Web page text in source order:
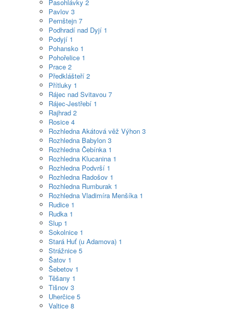
Pasohlávky 2
Pavlov 3
Pernštejn 7
Podhradí nad Dyjí 1
Podyjí 1
Pohansko 1
Pohořelice 1
Prace 2
Předklášteří 2
Přítluky 1
Rájec nad Svitavou 7
Rájec-Jestřebí 1
Rajhrad 2
Rosice 4
Rozhledna Akátová věž Výhon 3
Rozhledna Babylon 3
Rozhledna Čebínka 1
Rozhledna Klucanina 1
Rozhledna Podvrší 1
Rozhledna Radošov 1
Rozhledna Rumburak 1
Rozhledna Vladimíra Menšíka 1
Rudice 1
Rudka 1
Slup 1
Sokolnice 1
Stará Huť (u Adamova) 1
Strážnice 5
Šatov 1
Šebetov 1
Těšany 1
Tišnov 3
Uherčice 5
Valtice 8